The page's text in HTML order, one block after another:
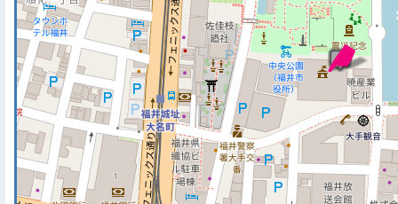
※ マップを検索、表示中